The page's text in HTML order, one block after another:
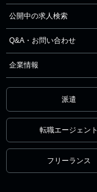
公開中の求人検索
Q&A・お問い合わせ
企業情報
派遣
転職エージェント
フリーランス